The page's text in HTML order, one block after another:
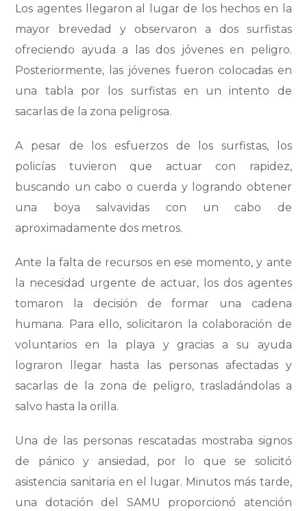
Los agentes llegaron al lugar de los hechos en la
mayor brevedad y observaron a dos surfistas
ofreciendo ayuda a las dos jóvenes en peligro.
Posteriormente, las jóvenes fueron colocadas en
una tabla por los surfistas en un intento de
sacarlas de la zona peligrosa.
A pesar de los esfuerzos de los surfistas, los
policías tuvieron que actuar con rapidez,
buscando un cabo o cuerda y logrando obtener
una boya salvavidas con un cabo de
aproximadamente dos metros.
Ante la falta de recursos en ese momento, y ante
la necesidad urgente de actuar, los dos agentes
tomaron la decisión de formar una cadena
humana. Para ello, solicitaron la colaboración de
voluntarios en la playa y gracias a su ayuda
lograron llegar hasta las personas afectadas y
sacarlas de la zona de peligro, trasladándolas a
salvo hasta la orilla.
Una de las personas rescatadas mostraba signos
de pánico y ansiedad, por lo que se solicitó
asistencia sanitaria en el lugar. Minutos más tarde,
una dotación del SAMU proporcionó atención